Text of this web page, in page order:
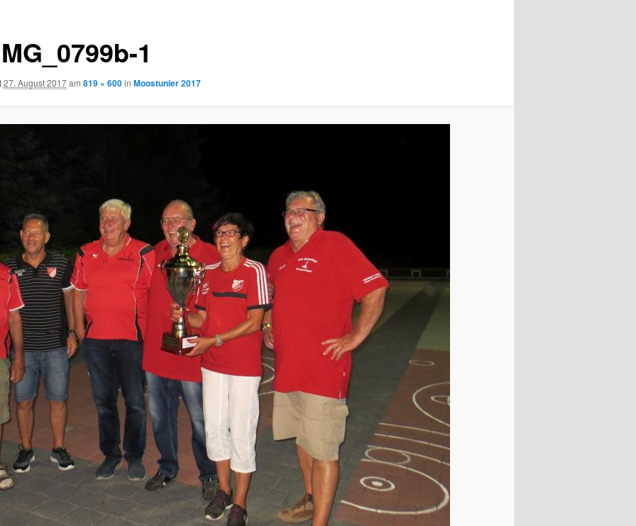
1
27. August 2017am 819 × 600in Moostunier 2017